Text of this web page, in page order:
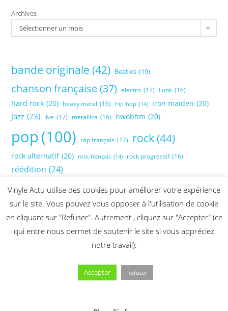
Archives
Sélectionner un mois
bande originale (42) Beatles (19)
chanson française (37) electro (17) Funk (16)
hard rock (20) heavy metal (16) hip-hop (14) iron maiden (20)
Jazz (23) live (17) metallica (16) nwobhm (20)
pop(100) rap français (17) rock(44)
rock alternatif (20) rock français (14) rock progressif (16)
réédition (24)
Vinyle Actu utilise des cookies pour améliorer votre expérience
sur le site. Vous pouvez vous opposer à l'utilisation de cookie
en cliquant sur "Refuser". Autrement , cliquez sur "Accepter" (ce
qui entre nous permet de soutenir le site si vous appréciez
notre travail):
Accepter Refuser